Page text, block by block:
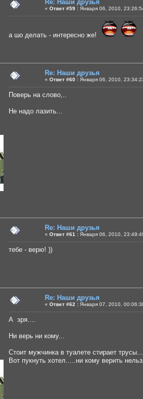
Re: Наши друзья
« Ответ #59 : Января 06, 2010,
а шо делать - интересно же!
Re: Наши друзья
« Ответ #60 : Января 06, 2010,
Поверь на слово,..
Не надо лазить...
Re: Наши друзья
« Ответ #61 : Января 06, 2010,
тебе - верю! ))
Re: Наши друзья
« Ответ #62 : Января 07, 2010,
А зря....
Ни верь ни кому...
Стоит мужчинка в туалете стирает трусы...
Вот пукнуть хотел.....ни кому верить